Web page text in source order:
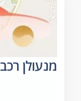
מנעולן